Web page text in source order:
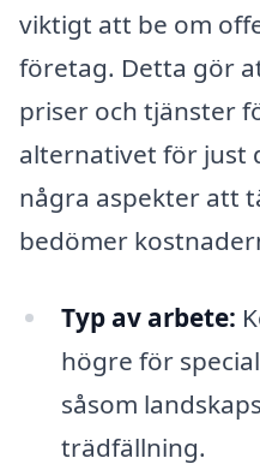
viktigt att be om
företag. Detta gör
priser och tjänster
alternativet för just
några aspekter att
bedömer
Typ av arbete:
högre för
såsom
trädfällning.